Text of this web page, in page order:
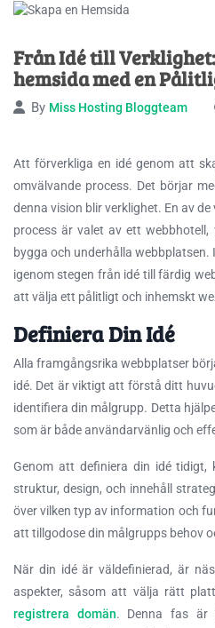
Från Idé till
hemsida med en
By Miss Hosting Bloggteam
Att förverkliga en idé genom att
omvälvande process. Det börjar
denna vision blir verklighet. En av
process är valet av ett webbhotell,
bygga och underhålla
igenom stegen från idé till färdig
att välja ett pålitligt och inhemskt
Definiera Din Idé
Alla framgångsrika webbplatser
idé. Det är viktigt att förstå ditt
identifiera din målgrupp. Detta
som är både användarvänlig och
Genom att definiera din idé tidigt,
struktur, design, och innehåll
över vilken typ av information och
att tillgodose din målgrupps behov
När din idé är väldefinierad, är
aspekter, såsom att välja rätt
registrera domän. Denna fas är